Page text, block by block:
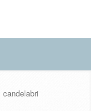
candelabri